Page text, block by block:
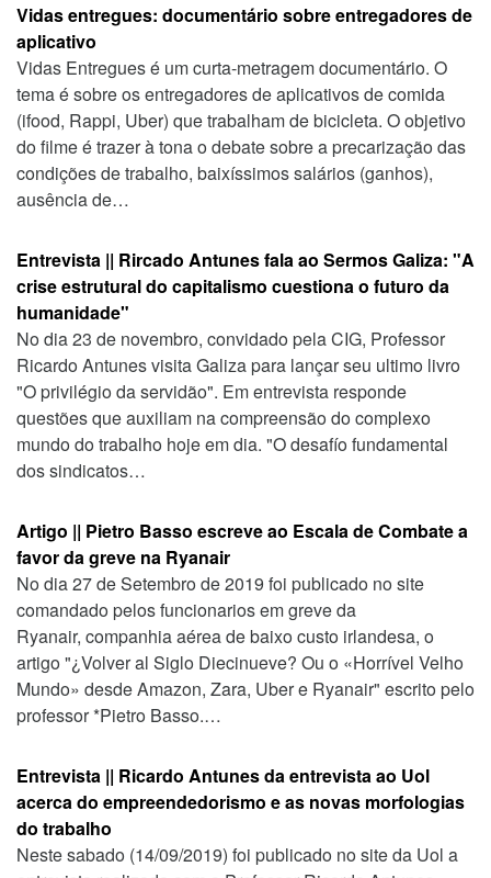
Vidas entregues: documentário sobre entregadores de
aplicativo
Vidas Entregues é um curta-metragem documentário. O
tema é sobre os entregadores de aplicativos de comida
(ifood, Rappi, Uber) que trabalham de bicicleta. O objetivo
do filme é trazer à tona o debate sobre a precarização das
condições de trabalho, baixíssimos salários (ganhos),
ausência de…
Entrevista || Rircado Antunes fala ao Sermos Galiza: "A
crise estrutural do capitalismo cuestiona o futuro da
humanidade"
No dia 23 de novembro, convidado pela CIG, Professor
Ricardo Antunes visita Galiza para lançar seu ultimo livro
"O privilégio da servidão". Em entrevista responde
questões que auxiliam na compreensão do complexo
mundo do trabalho hoje em dia. "O desafío fundamental
dos sindicatos…
Artigo || Pietro Basso escreve ao Escala de Combate a
favor da greve na Ryanair
No dia 27 de Setembro de 2019 foi publicado no site
comandado pelos funcionarios em greve da
Ryanair, companhia aérea de baixo custo irlandesa, o
artigo "¿Volver al Siglo Diecinueve? Ou o «Horrível Velho
Mundo» desde Amazon, Zara, Uber e Ryanair" escrito pelo
professor *Pietro Basso.…
Entrevista || Ricardo Antunes da entrevista ao Uol
acerca do empreendedorismo e as novas morfologias
do trabalho
Neste sabado (14/09/2019) foi publicado no site da Uol a